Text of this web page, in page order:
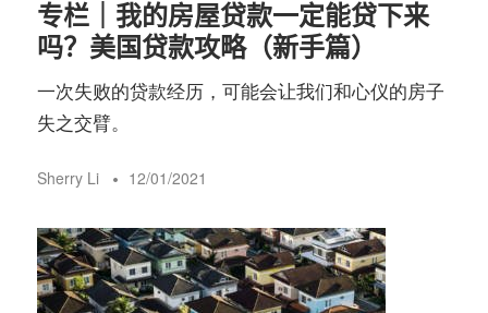
南
©️
专栏｜我的房屋贷款一定能贷下来
吗？美国贷款攻略（新手篇）
一次失败的贷款经历，可能会让我们和心仪的房子
失之交臂。
Sherry Li 12/01/2021